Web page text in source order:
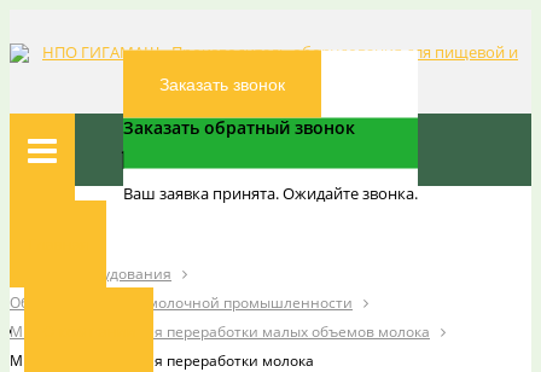
Заказать звонок
Заказать обратный звонок
Ваш заявка принята. Ожидайте звонка.
Каталог оборудования
Оборудование для молочной промышленности
Мини-комплексы для переработки малых объемов молока
Мини-комплексы для переработки молока